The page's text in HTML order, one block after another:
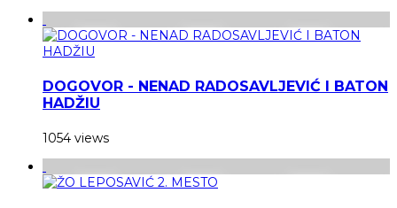
DOGOVOR - NENAD RADOSAVLJEVIĆ I BATON
HADŽIU
1054 views